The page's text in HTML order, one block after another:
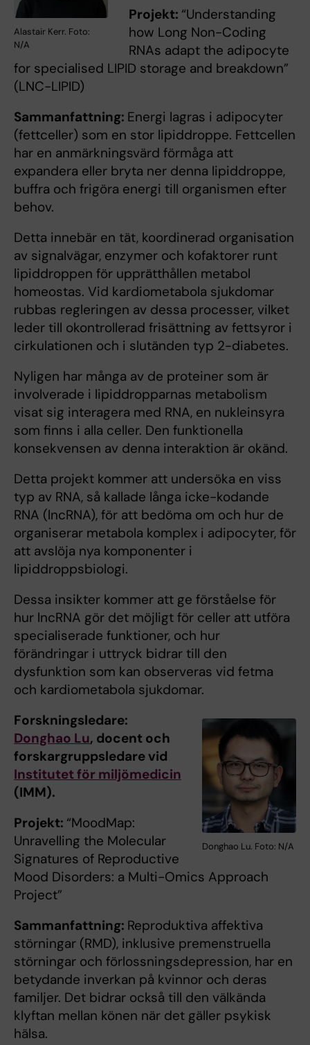
Alastair Kerr. Foto:
N/A
Projekt: “Understanding
how Long Non-Coding
RNAs adapt the adipocyte
for specialised LIPID storage and breakdown”
(LNC-LIPID)
Sammanfattning: Energi lagras i adipocyter
(fettceller) som en stor lipiddroppe. Fettcellen
har en anmärkningsvärd förmåga att
expandera eller bryta ner denna lipiddroppe,
buffra och frigöra energi till organismen efter
behov.
Detta innebär en tät, koordinerad organisation
av signalvägar, enzymer och kofaktorer runt
lipiddroppen för upprätthållen metabol
homeostas. Vid kardiometabola sjukdomar
rubbas regleringen av dessa processer, vilket
leder till okontrollerad frisättning av fettsyror i
cirkulationen och i slutänden typ 2-diabetes.
Nyligen har många av de proteiner som är
involverade i lipiddropparnas metabolism
visat sig interagera med RNA, en nukleinsyra
som finns i alla celler. Den funktionella
konsekvensen av denna interaktion är okänd.
Detta projekt kommer att undersöka en viss
typ av RNA, så kallade långa icke-kodande
RNA (lncRNA), för att bedöma om och hur de
organiserar metabola komplex i adipocyter, för
att avslöja nya komponenter i
lipiddroppsbiologi.
Dessa insikter kommer att ge förståelse för
hur lncRNA gör det möjligt för celler att utföra
specialiserade funktioner, och hur
förändringar i uttryck bidrar till den
dysfunktion som kan observeras vid fetma
och kardiometabola sjukdomar.
Donghao Lu. Foto: N/A
Forskningsledare:
Donghao Lu, docent och
forskargruppsledare vid
Institutet för miljömedicin
(IMM).
Projekt: “MoodMap:
Unravelling the Molecular
Signatures of Reproductive
Mood Disorders: a Multi-Omics Approach
Project”
Sammanfattning: Reproduktiva affektiva
störningar (RMD), inklusive premenstruella
störningar och förlossningsdepression, har en
betydande inverkan på kvinnor och deras
familjer. Det bidrar också till den välkända
klyftan mellan könen när det gäller psykisk
hälsa.